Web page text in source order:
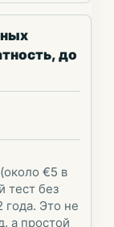
до
€5 в
тест без
года. Это не
а простой